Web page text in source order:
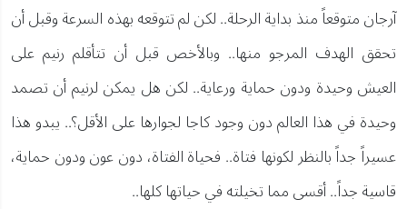
آرجان متوقعاً منذ بداية الرحلة.. لكن لم تتوقعه بهذه السرعة وقبل أن
تحقق الهدف المرجو منها.. وبالأخص قبل أن تتأقلم رنيم على
العيش وحيدة ودون حماية ورعاية.. لكن هل يمكن لرنيم أن تصمد
وحيدة في هذا العالم دون وجود كاجا لجوارها على الأقل؟.. يبدو هذا
عسيراً جداً بالنظر لكونها فتاة.. فحياة الفتاة، دون عون ودون حماية،
قاسية جداً.. أقسى مما تخيلته في حياتها كلها..